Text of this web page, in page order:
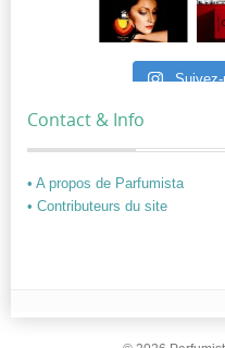
Contact & Info
• A propos de Parfumista
• Contributeurs du site